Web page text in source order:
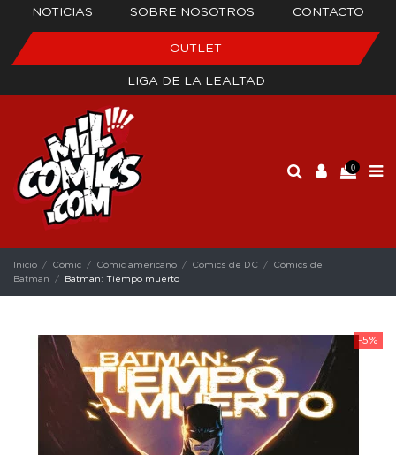
NOTICIAS SOBRE NOSOTROS CONTACTO
OUTLET
LIGA DE LA LEALTAD
0
Inicio Cómic Cómic americano Cómics de DC
Cómics de
Batman
Batman: Tiempo muerto
-5%